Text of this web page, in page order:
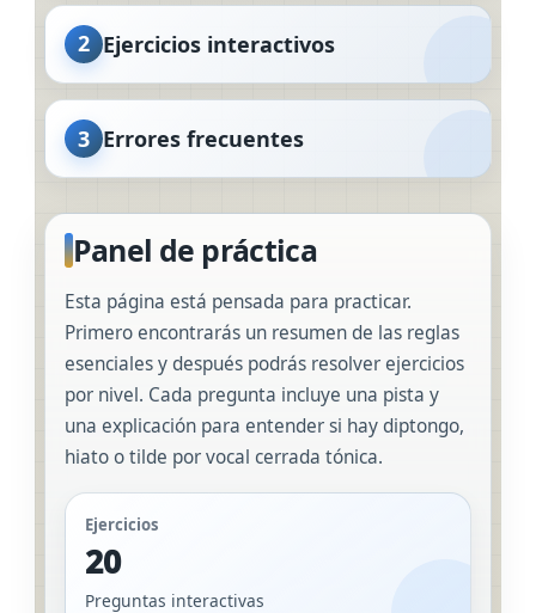
2 Ejercicios interactivos
3 Errores frecuentes
Panel de práctica
Esta página está pensada para practicar.
Primero encontrarás un resumen de las reglas
esenciales y después podrás resolver ejercicios
por nivel. Cada pregunta incluye una pista y
una explicación para entender si hay diptongo,
hiato o tilde por vocal cerrada tónica.
Ejercicios
20
Preguntas interactivas